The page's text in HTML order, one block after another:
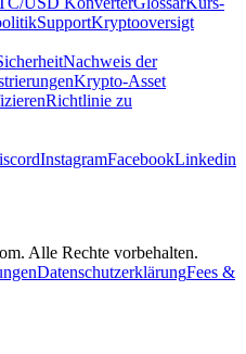
SupportKryptooversigt
Nachweis der
Krypto-Asset
Richtlinie zu
InstagramFacebookLinkedin
Alle Rechte vorbehalten.
DatenschutzerklärungFees &